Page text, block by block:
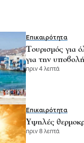
Επικαιρότητα
Τουρισμός για
για την
πριν 4 λεπτά
Επικαιρότητα
Υψηλές
πριν 8 λεπτά